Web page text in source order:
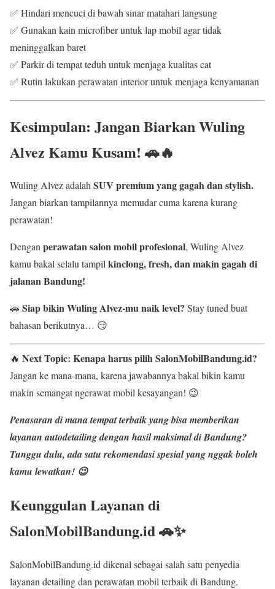
✅ Hindari mencuci di bawah sinar matahari langsung
✅ Gunakan kain microfiber untuk lap mobil agar tidak
meninggalkan baret
✅ Parkir di tempat teduh untuk menjaga kualitas cat
✅ Rutin lakukan perawatan interior untuk menjaga kenyamanan
Kesimpulan: Jangan Biarkan Wuling
Alvez Kamu Kusam! 🚗🔥
Wuling Alvez adalahSUV premium yang gagah dan stylish.
Jangan biarkan tampilannya memudar cuma karena kurang
perawatan!
Denganperawatan salon mobil profesional, Wuling Alvez
kamu bakal selalu tampilkinclong, fresh, dan makin gagah di
jalanan Bandung!
🚗 Siap bikin Wuling Alvez-mu naik level? Stay tuned buat
bahasan berikutnya… 😏
🔥 Next Topic: Kenapa harus pilih SalonMobilBandung.id?
Jangan ke mana-mana, karena jawabannya bakal bikin kamu
makin semangat ngerawat mobil kesayangan! 😉
Penasaran di mana tempat terbaik yang bisa memberikan
layananautodetailing dengan hasil maksimaldi Bandung?
Tunggu dulu, ada satu rekomendasi spesial yang nggak boleh
kamu lewatkan! 😉
Keunggulan Layanan di
SalonMobilBandung.id 🚗✨
SalonMobilBandung.id dikenal sebagai salah satu penyedia
layanan detailing dan perawatan mobil terbaik di Bandung.